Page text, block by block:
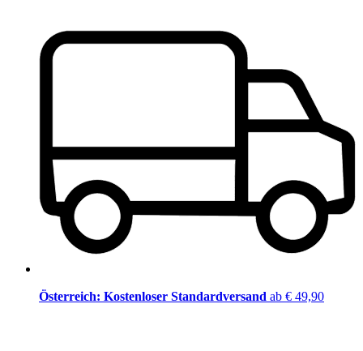
Österreich: Kostenloser Standardversand ab € 49,90